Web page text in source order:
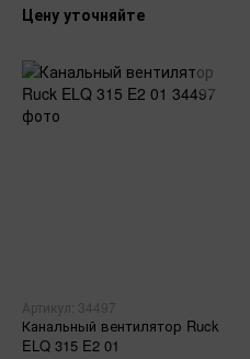
Цену уточняйте
Артикул: 34497
Канальный вентилятор Ruck
ELQ 315 E2 01